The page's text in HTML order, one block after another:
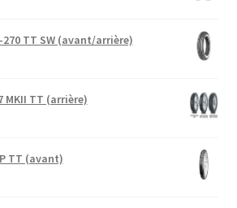
270 TT SW (avant/arrière)
MKII TT (arrière)
TT (avant)